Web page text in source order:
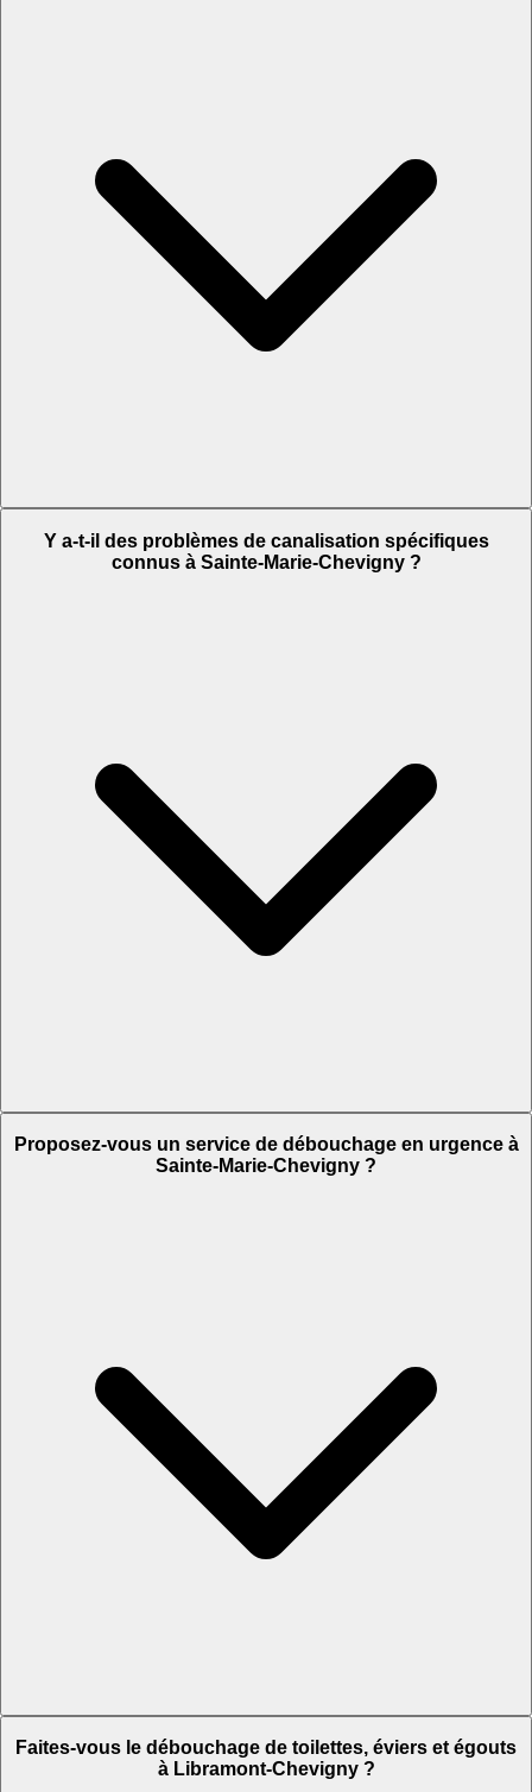
Y a-t-il des problèmes de canalisation spécifiques
connus à Sainte-Marie-Chevigny ?
Proposez-vous un service de débouchage en urgence à
Sainte-Marie-Chevigny ?
Faites-vous le débouchage de toilettes, éviers et égouts
à Libramont-Chevigny ?